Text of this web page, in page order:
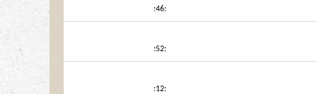
:46:
:52:
:12: